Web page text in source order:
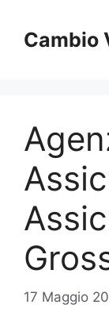
contenuto
Cambio
17 Maggio